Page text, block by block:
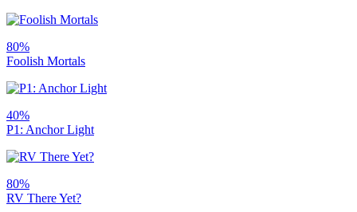
80%
Foolish Mortals
40%
P1: Anchor Light
80%
RV There Yet?